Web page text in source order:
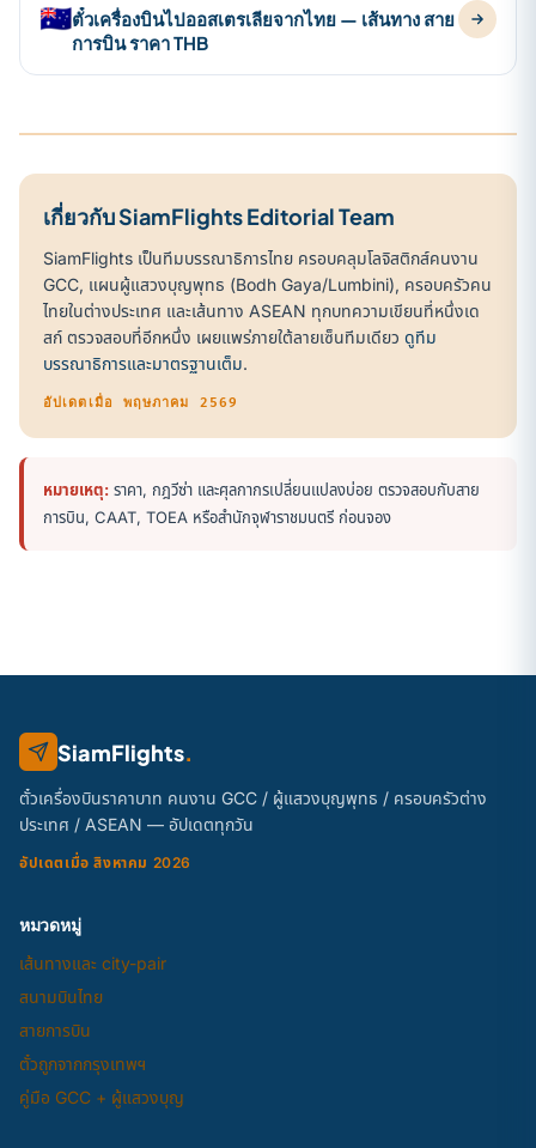
🇦🇺ตั๋วเครื่องบินไปออสเตรเลียจากไทย — เส้นทาง สาย
การบิน ราคา THB
เกี่ยวกับ SiamFlights Editorial Team
SiamFlights เป็นทีมบรรณาธิการไทย ครอบคลุมโลจิสติกส์คนงาน
GCC, แผนผู้แสวงบุญพุทธ (Bodh Gaya/Lumbini), ครอบครัวคน
ไทยในต่างประเทศ และเส้นทาง ASEAN ทุกบทความเขียนที่หนึ่งเด
สก์ ตรวจสอบที่อีกหนึ่ง เผยแพร่ภายใต้ลายเซ็นทีมเดียว ดูทีม
บรรณาธิการและมาตรฐานเต็ม.
อัปเดตเมื่อ พฤษภาคม 2569
หมายเหตุ: ราคา, กฎวีซ่า และศุลกากรเปลี่ยนแปลงบ่อย ตรวจสอบกับสาย
การบิน, CAAT, TOEA หรือสำนักจุฬาราชมนตรี ก่อนจอง
SiamFlights.
ตั๋วเครื่องบินราคาบาท คนงาน GCC / ผู้แสวงบุญพุทธ / ครอบครัวต่าง
ประเทศ / ASEAN — อัปเดตทุกวัน
อัปเดตเมื่อ สิงหาคม 2026
หมวดหมู่
เส้นทางและ city-pair
สนามบินไทย
สายการบิน
ตั๋วถูกจากกรุงเทพฯ
คู่มือ GCC + ผู้แสวงบุญ